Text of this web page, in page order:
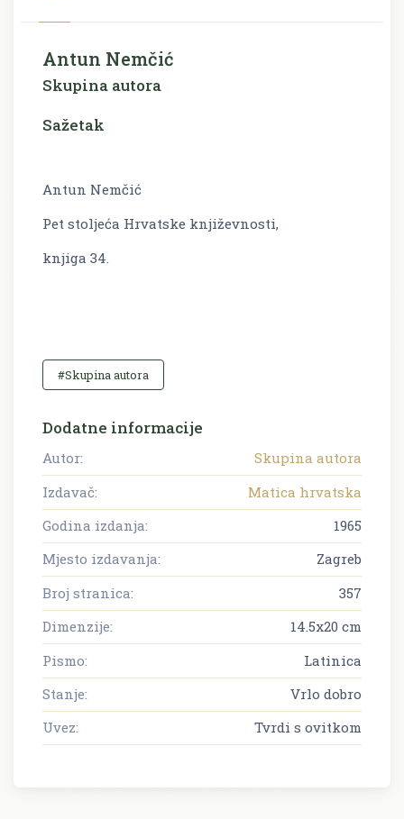
Antun Nemčić
Skupina autora
Sažetak
Antun Nemčić
Pet stoljeća Hrvatske književnosti,
knjiga 34.
#Skupina autora
Dodatne informacije
Autor:
Skupina autora
Izdavač:
Matica hrvatska
Godina izdanja:
1965
Mjesto izdavanja:
Zagreb
Broj stranica:
357
Dimenzije:
14.5x20 cm
Pismo:
Latinica
Stanje:
Vrlo dobro
Uvez:
Tvrdi s ovitkom